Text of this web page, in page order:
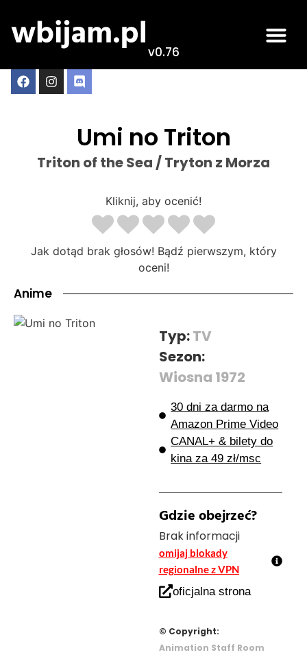
v0.76
Umi no Triton
Triton of the Sea / Tryton z Morza
Kliknij, aby ocenić!
Jak dotąd brak głosów! Bądź pierwszym, który
oceni!
Anime
Typ:TV
Sezon:
Wiosna 1972
30 dni za darmo na
Amazon Prime Video
CANAL+ & bilety do
kina za 49 zł/msc
Gdzie obejrzeć?
Brak informacji
omijaj blokady
regionalne z VPN
oficjalna strona
© Copyright:
Animation Staff Room